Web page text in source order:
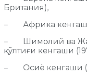
Британия),
– Африка кенгаши
– Шимолий ва
қўлтиғи кенгаши
– Осиё кенгаши